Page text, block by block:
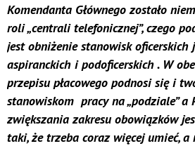
Komendanta Głównego zostało
roli „centrali telefonicznej”, czego
jest obniżenie stanowisk oficerskich
aspiranckich i podoficerskich . W
przepisu płacowego podnosi się i
stanowiskom pracy na „podziale” a
zwiększania zakresu obowiązków
taki, że trzeba coraz więcej umieć,